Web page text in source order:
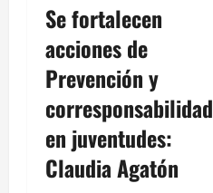
Se fortalecen
acciones de
Prevención y
corresponsabilidad
en juventudes:
Claudia Agatón